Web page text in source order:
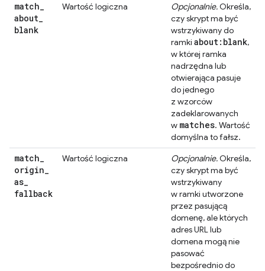
match_
about_
blank
Wartość logiczna Opcjonalnie.Określa,
czy skrypt ma być
wstrzykiwany do
ramki about:blank,
w której ramka
nadrzędna lub
otwierająca pasuje
do jednego
z wzorców
zadeklarowanych
w matches. Wartość
domyślna to fałsz.
match_
origin_
as_
fallback
Wartość logiczna Opcjonalnie.Określa,
czy skrypt ma być
wstrzykiwany
w ramki utworzone
przez pasującą
domenę, ale których
adres URL lub
domena mogą nie
pasować
bezpośrednio do